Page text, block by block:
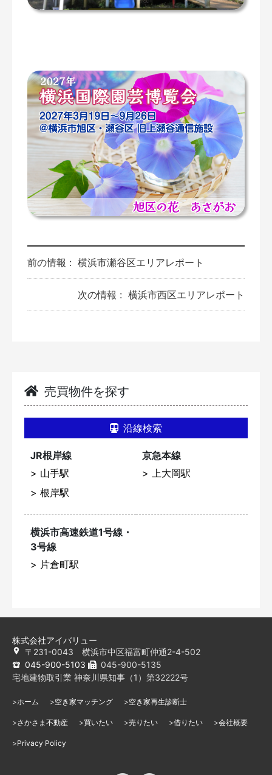
売買物件を探す
沿線検索
JR根岸線
山手駅
根岸駅
京急本線
上大岡駅
横浜市高速鉄道1号線・
3号線
片倉町駅
前の情報 : 横浜市瀬谷区エリアレポート
次の情報 : 横浜市西区エリアレポート
株式会社アイバリュー
〒231-0043 横浜市中区福富町仲通2-4-502
045-900-5103
045-900-5135
宅地建物取引業 神奈川県知事（1）第32222号
ホーム 空き家マッチング 空き家再生診断士
さかさま不動産 買いたい 売りたい 借りたい 会社概要
Privacy Policy